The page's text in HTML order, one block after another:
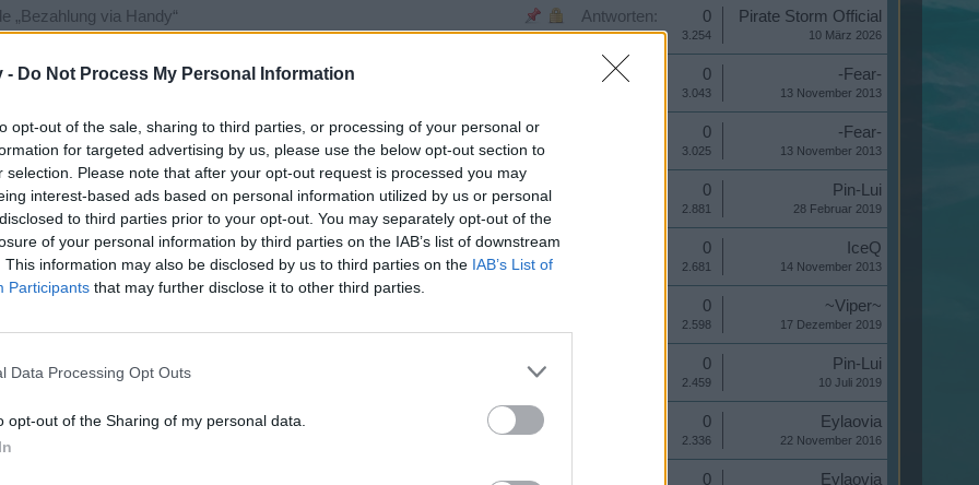
- Do Not Process My Personal Information
opt-out of the sale, sharing to third parties, or processing of your personal or
for targeted advertising by us, please use the below opt-out section to
selection. Please note that after your opt-out request is processed you may
interest-based ads based on personal information utilized by us or personal
to third parties prior to your opt-out. You may separately opt-out of the
of your personal information by third parties on the IAB’s list of downstream
This information may also be disclosed by us to third parties on the IAB’s List of
Participants that may further disclose it to other third parties.
Data Processing Opt Outs
opt-out of the Sharing of my personal data.
„Bezahlung via Handy“ Antworten: 0
Aufrufe: 3.254
Pirate Storm Official
10 März 2026
Antworten: 0
3.043
-Fear-
13 November 2013
0
3.025
-Fear-
13 November 2013
0
2.881
Pin-Lui
28 Februar 2019
0
2.681
IceQ
14 November 2013
0
2.598
~Viper~
17 Dezember 2019
standardmäßig deaktiviert 0
2.459
Pin-Lui
10 Juli 2019
(Google) 0
2.336
Eylaovia
22 November 2016
0 Eylaovia